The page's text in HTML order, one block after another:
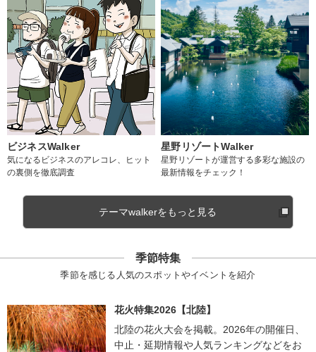
ビジネスWalker
気になるビジネスのアレコレ、ヒット
の裏側を徹底調査
星野リゾートWalker
星野リゾートが運営する多彩な施設の
最新情報をチェック！
テーマwalkerをもっと見る
季節特集
季節を感じる人気のスポットやイベントを紹介
花火特集2026【北陸】
北陸の花火大会を掲載。2026年の開催日、
中止・延期情報や人気ランキングなどをお